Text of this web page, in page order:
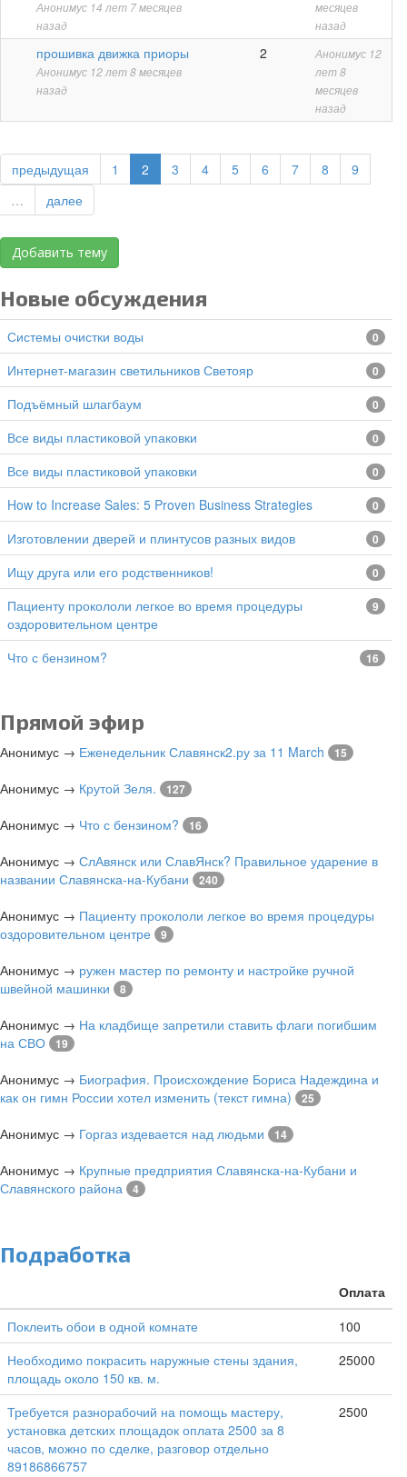
Анонимус 14 лет 7 месяцев
назад
месяцев
назад
Обычнаяпрошивка движка приоры
Анонимус 12 лет 8 месяцев
назад
2 Анонимус 12
лет 8
месяцев
назад
предыдущая 1 2 3 4 5 6 7 8
9
…
далее
Добавить тему
Новые обсуждения
Системы очистки воды 0
Интернет-магазин светильников Светояр 0
подъёмный шлагбаум 0
все виды пластиковой упаковки 0
все виды пластиковой упаковки 0
How to Increase Sales: 5 Proven Business Strategies 0
изготовлении дверей и плинтусов разных видов 0
Ищу друга или его родственников! 0
Пациенту прокололи легкое во время процедуры
оздоровительном центре
9
Что с бензином? 16
Прямой эфир
Анонимус → Еженедельник Славянск2.ру за 11 March 15
Анонимус → Крутой Зеля. 127
Анонимус → Что с бензином? 16
Анонимус → СлАвянск или СлавЯнск? Правильное ударение в
названии Славянска-на-Кубани
240
Анонимус → Пациенту прокололи легкое во время процедуры
оздоровительном центре
9
Анонимус → ружен мастер по ремонту и настройке ручной
швейной машинки
8
Анонимус → На кладбище запретили ставить флаги погибшим
на СВО
19
Анонимус → Биография. Происхождение Бориса Надеждина и
как он гимн России хотел изменить (текст гимна)
25
Анонимус → Горгаз издевается над людьми 14
Анонимус → Крупные предприятия Славянска-на-Кубани и
Славянского района
4
Подработка
Оплата
Поклеить обои в одной комнате
100
Необходимо покрасить наружные стены здания,
площадь около 150 кв. м.
25000
Требуется разнорабочий на помощь мастеру,
установка детских площадок оплата 2500 за 8
часов, можно по сделке, разговор отдельно
89186866757
2500